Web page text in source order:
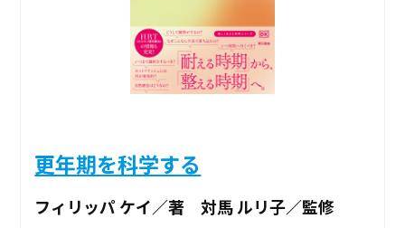
更年期を科学する
フィリッパ ケイ／著 対馬 ルリ子／監修